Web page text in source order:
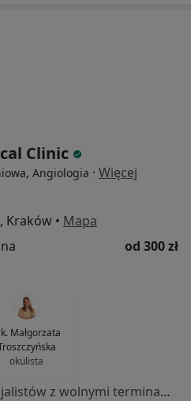
Clinic
Angiologia · Więcej
Kraków • Mapa
od 300 zł
Małgorzata
okulista
Brak dostępnych specjalistów z wolnymi terminami w tym centrum medycznym.